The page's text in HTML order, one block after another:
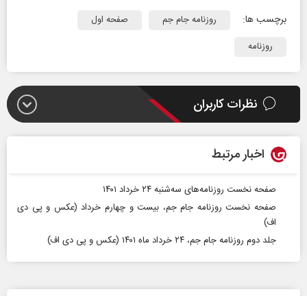
برچسب ها: روزنامه جام جم
صفحه اول
روزنامه
نظرات کاربران
اخبار مرتبط
صفحه نخست روزنامه‌های سه‌شنبه ۲۴ خرداد ۱۴۰۱
صفحه نخست روزنامه جام جم، بیست و چهارم خرداد (عکس و پی دی
اف)
جلد دوم روزنامه جام جم، ۲۴ خرداد ماه ۱۴۰۱ (عکس و پی دی اف)